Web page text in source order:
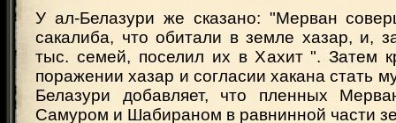
У ал-Белазури же сказано: "Мерван
сакалиба, что обитали в земле хазар, и,
тыс. семей, поселил их в Хахит ". Затем
поражении хазар и согласии хакана стать
Белазури добавляет, что пленных
Самуром и Шабираном в равнинной части